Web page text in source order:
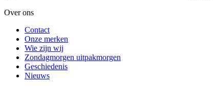
Over ons
Contact
Onze merken
Wie zijn wij
Zondagmorgen uitpakmorgen
Geschiedenis
Nieuws